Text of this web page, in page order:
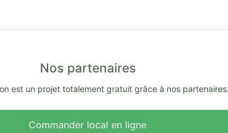
Nos partenaires
est un projet totalement gratuit grâce à nos partenaires.
Commander local en ligne